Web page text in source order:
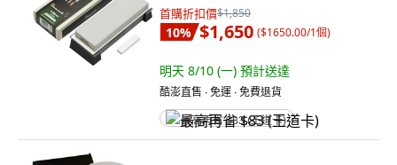
首購折扣價$1,850
10% $1,650 ($1650.00/1個)
明天 8/10 (一) 預計送達
酷澎直售 ∙ 免運 ∙ 免費退貨
最高再省 $83 (王道卡)